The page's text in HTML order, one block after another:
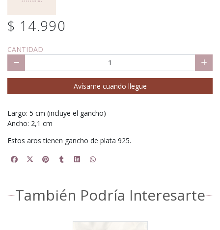
$ 14.990
CANTIDAD
Avísame cuando llegue
Largo: 5 cm (incluye el gancho)
Ancho: 2,1 cm
Estos aros tienen gancho de plata 925.
También Podría Interesarte